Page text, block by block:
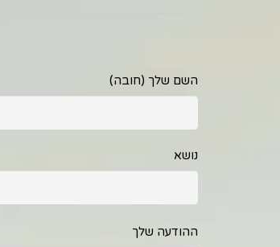
השם שלך (חובה)
נושא
ההודעה שלך